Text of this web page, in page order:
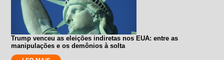
Trump venceu as eleições indiretas nos EUA: entre as
manipulações e os demônios à solta